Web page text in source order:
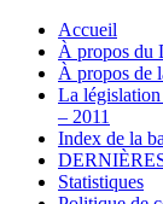
Accueil
À propos du
À propos de
La
– 2011
Index de la
Statistiques